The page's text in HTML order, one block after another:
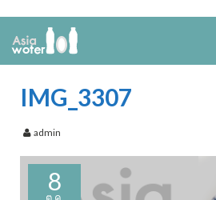
IMG_3307
admin
8